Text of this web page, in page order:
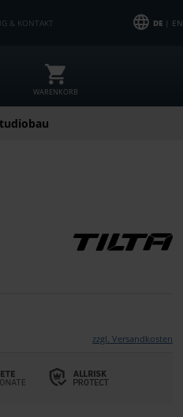
& KONTAKT DE| EN
WARENKORB
zzgl. Versandkosten